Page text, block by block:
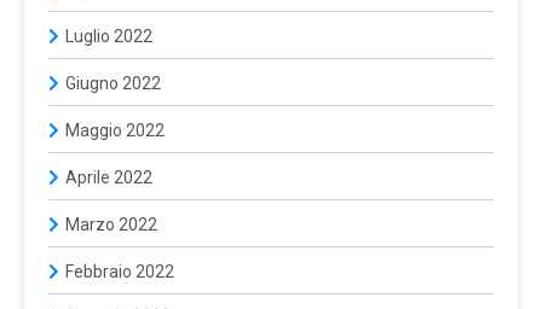
Luglio 2022
Giugno 2022
Maggio 2022
Aprile 2022
Marzo 2022
Febbraio 2022